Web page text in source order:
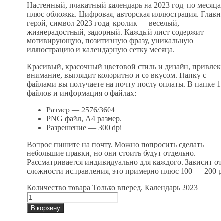
Настенный, плакатный календарь на 2023 год, по
плюс обложка. Цифровая, авторская иллюстрация.
герой, символ 2023 года, кролик — веселый,
жизнерадостный, задорный. Каждый лист содержит
мотивирующую, позитивную фразу, уникальную
иллюстрацию и календарную сетку месяца.
Красивый, красочный цветовой стиль и дизайн,
внимание, выглядит колоритно и со вкусом. Папку с
файлами вы получаете на почту послу оплаты. В папке
файлов и информация о файлах:
Размер — 2576/3604
PNG файл, А4 размер.
Разрешение — 300 dpi
Вопрос пишите на почту. Можно попросить сделать
небольшие правки, но они стоить будут отдельно.
Рассматривается индивидуально для каждого. Зависит от
сложности исправления, это примерно плюс 100 — 200
Количество товара Только вперед. Календарь 2023
В корзину